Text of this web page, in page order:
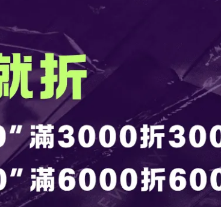
並能吸收衝擊，無論玻璃杯如何放下或放置都不
行了調整，因此即使僅使用酒吧墊也能保證穩定